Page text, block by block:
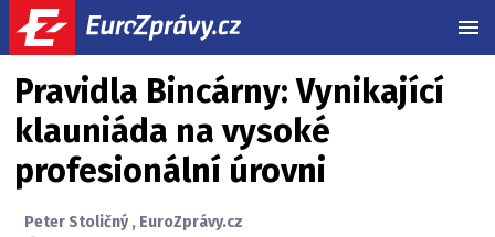
Pravidla Bincárny: Vynikající
klauniáda na vysoké
profesionální úrovni
Peter Stoličný, EuroZprávy.cz